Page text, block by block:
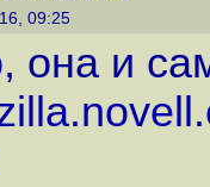
09:25
она и